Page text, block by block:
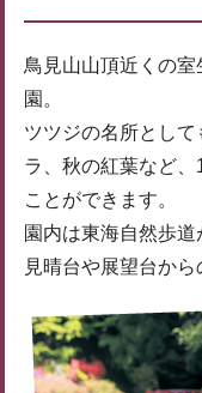
鳥見山山頂近くの
園。
ツツジの名所とし
ラ、秋の紅葉など
ことができます。
園内は東海自然歩道
見晴台や展望台から